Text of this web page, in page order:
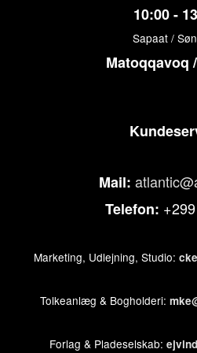
10:00 -
Sapaat /
Matoqqavoq
Mail:
Telefon:
Marketing, Udlejning, Studio:
Tolkeanlæg & Bogholderi:
Forlag & Pladeselskab: